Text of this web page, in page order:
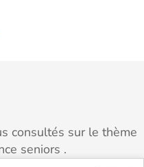
consultés sur le thème
seniors .